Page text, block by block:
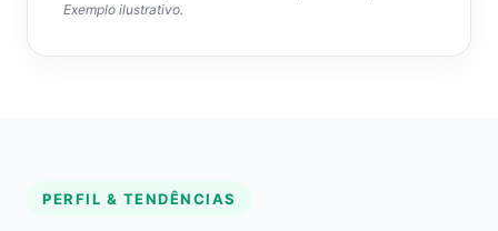
Exemplo ilustrativo.
PERFIL & TENDÊNCIAS